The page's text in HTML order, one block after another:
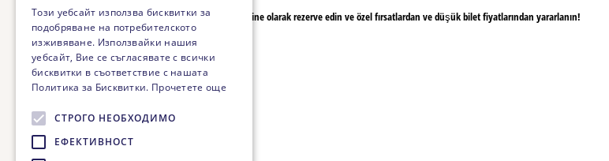
Son dakikayı beklemeyin – uçuşunuzu online olarak rezerve edin ve özel fırsatlardan ve düşük bilet fiyatlarından yararlanın!
Този уебсайт използва бисквитки за
подобряване на потребителското
изживяване. Използвайки нашия
уебсайт, Вие се съгласявате с всички
бисквитки в съответствие с нашата
Политика за Бисквитки. Прочетете още
СТРОГО НЕОБХОДИМО
ЕФЕКТИВНОСТ